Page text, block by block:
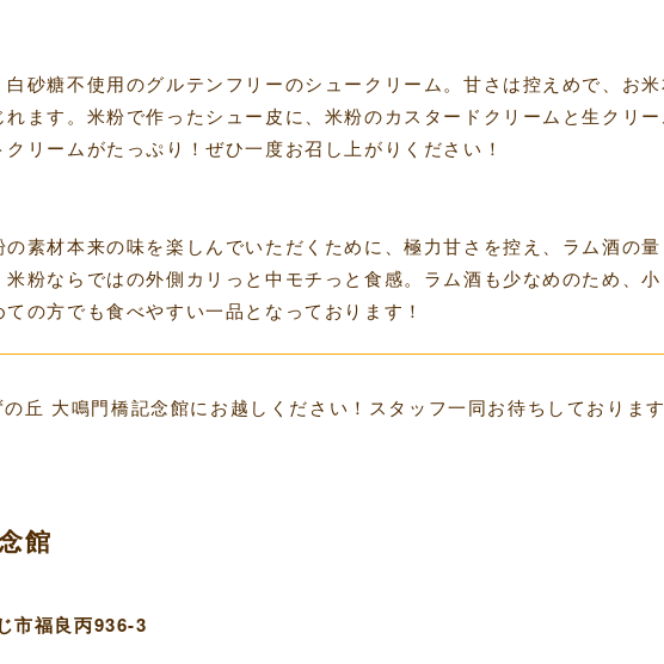
砂糖不使用のグルテンフリーのシュークリーム。甘さは控えめで、お
ます。米粉で作ったシュー皮に、米粉のカスタードクリームと生クリー
リームがたっぷり！ぜひ一度お召し上がりください！
素材本来の味を楽しんでいただくために、極力甘さを控え、ラム酒の量
粉ならではの外側カリっと中モチっと食感。ラム酒も少なめのため、小
の方でも食べやすい一品となっております！
丘 大鳴門橋記念館にお越しください！スタッフ一同お待ちしております
館
市福良丙936-3